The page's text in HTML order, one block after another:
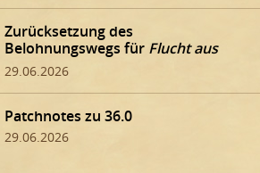
Zurücksetzung des
Belohnungswegs für Flucht aus
der Violetten Festung
29.06.2026
Patchnotes zu 36.0
29.06.2026